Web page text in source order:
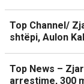
Top Channel/
shtëpi, Aulon
Top News –
arrestime, 300